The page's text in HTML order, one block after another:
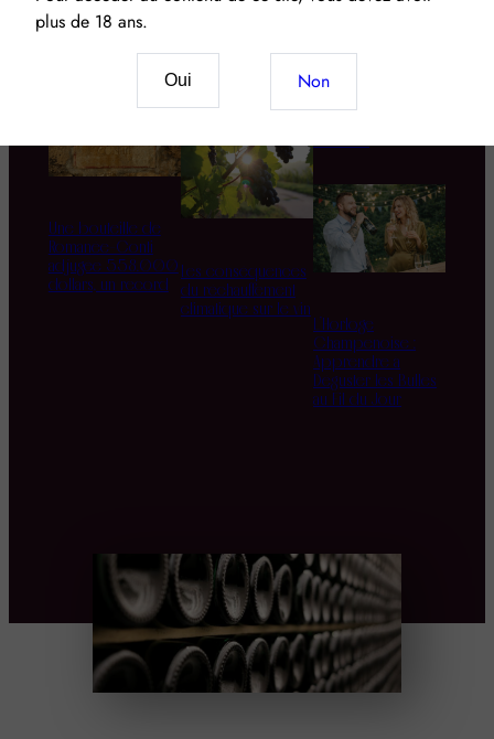
Une bouteille de
Romanée-Conti
adjugée 558.000
dollars, un record
nouveau mariage
terroir
Les conséquences
du réchauffement
climatique sur le vin
cet été ? Le grand
L’Horloge
Champenoise :
Apprendre à
Déguster les Bulles
au Fil du Jour
plus de 18 ans.
Oui Non